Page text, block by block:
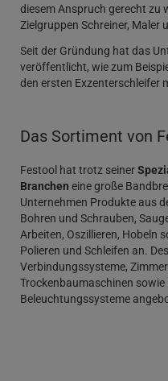
diesem Anspruch gerecht zu
Zielgruppen Schreiner, Maler
Seit der Gründung hat das
veröffentlicht, wie zum
den ersten Exzenterschleifer
Das Sortiment von
Festool hat trotz seiner
Branchen eine große
Unternehmen Produkte aus
Bohren und Schrauben,
Arbeiten, Oszillieren, Hobeln
Polieren und Schleifen an.
Verbindungssysteme,
Trockenbaumaschinen
Beleuchtungssysteme